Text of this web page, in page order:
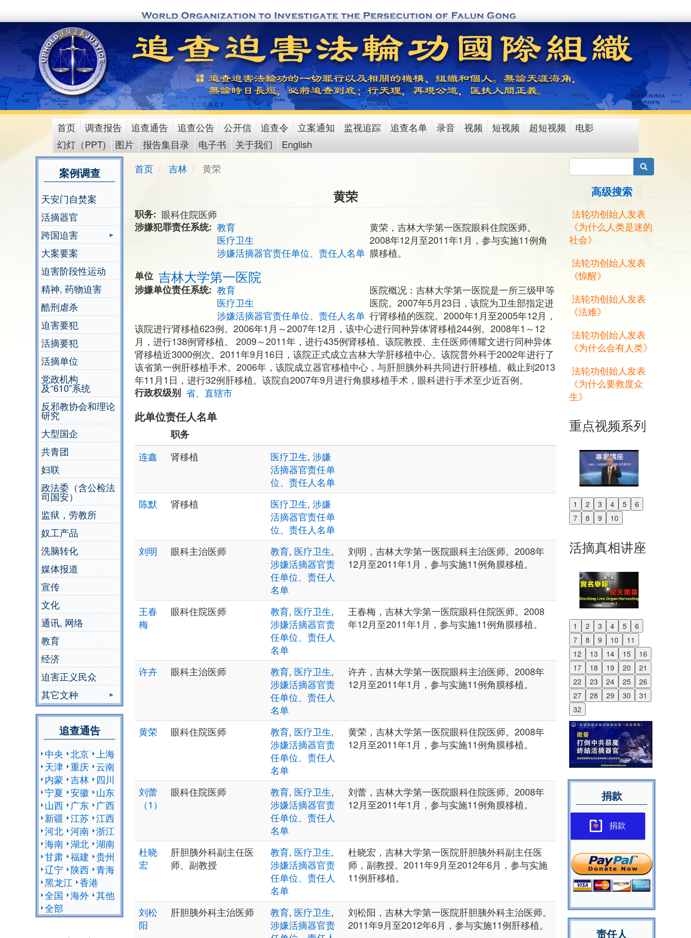
to
content
main
menu
首页 调查报告 追查通告 追查公告 公开信 追查令 立案通知 监视追踪 追查名单 录音 视频 短视频 超短视频
电影
幻灯（PPT)
图片 报告集目录 电子书 关于我们 English
案例调查
天安门自焚案
活摘器官
跨国迫害
大案要案
迫害阶段性运动
精神, 药物迫害
酷刑虐杀
迫害要犯
活摘要犯
活摘单位
党政机构
及“610”系统
反邪教协会和理论
研究
大型国企
共青团
妇联
政法委（含公检法
司国安）
监狱，劳教所
奴工产品
洗脑转化
媒体报道
宣传
文化
通讯, 网络
教育
经济
迫害正义民众
其它文种
追查通告
中央 北京 上海
天津 重庆 云南
内蒙 吉林
四川
宁夏 安徽
山东
山西
广东
广西
新疆 江苏 江西
河北 河南 浙江
海南 湖北 湖南
甘肃 福建 贵州
辽宁
陕西 青海
黑龙江 香港
全国 海外 其他
全部
首页 吉林 黄荣
黄荣
职务
眼科住院医师
涉嫌犯罪责任系统
教育
医疗卫生
涉嫌活摘器官责任单位、责任人名单
黄荣，吉林大学第一医院眼科住院医师。
2008年12月至2011年1月，参与实施11例角
膜移植。
单位 吉林大学第一医院
涉嫌单位责任系统
教育
医疗卫生
涉嫌活摘器官责任单位、责任人名单
医院概况：吉林大学第一医院是一所三级甲等
医院。2007年5月23日，该院为卫生部指定进
行肾移植的医院。2000年1月至2005年12月，
该院进行肾移植623例。2006年1月～2007年12月，该中心进行同种异体肾移植244例。2008年1～12
月，进行138例肾移植。 2009～2011年，进行435例肾移植。该院教授、主任医师傅耀文进行同种异体
肾移植近3000例次。2011年9月16日，该院正式成立吉林大学肝移植中心。该院普外科于2002年进行了
该省第一例肝移植手术。2006年，该院成立器官移植中心，与肝胆胰外科共同进行肝移植。截止到2013
年11月1日，进行32例肝移植。该院自2007年9月进行角膜移植手术，眼科进行手术至少近百例。
行政权级别 省、直辖市
此单位责任人名单
职务
连鑫
肾移植 医疗卫生, 涉嫌
活摘器官责任单
位、责任人名单
陈默
肾移植 医疗卫生, 涉嫌
活摘器官责任单
位、责任人名单
刘明
眼科主治医师 教育, 医疗卫生,
涉嫌活摘器官责
任单位、责任人
名单
刘明，吉林大学第一医院眼科主治医师。2008年
12月至2011年1月，参与实施11例角膜移植。
王春
梅
眼科住院医师 教育, 医疗卫生,
涉嫌活摘器官责
任单位、责任人
名单
王春梅，吉林大学第一医院眼科住院医师。2008
年12月至2011年1月，参与实施11例角膜移植。
许卉 眼科主治医师 教育, 医疗卫生,
涉嫌活摘器官责
任单位、责任人
名单
许卉，吉林大学第一医院眼科主治医师。2008年
12月至2011年1月，参与实施11例角膜移植。
黄荣 眼科住院医师 教育, 医疗卫生,
涉嫌活摘器官责
任单位、责任人
名单
黄荣，吉林大学第一医院眼科住院医师。2008年
12月至2011年1月，参与实施11例角膜移植。
刘蕾
（1）
眼科住院医师 教育, 医疗卫生,
涉嫌活摘器官责
任单位、责任人
名单
刘蕾，吉林大学第一医院眼科住院医师。2008年
12月至2011年1月，参与实施11例角膜移植。
杜晓
宏
肝胆胰外科副主任医
师、副教授
教育, 医疗卫生,
涉嫌活摘器官责
任单位、责任人
名单
杜晓宏，吉林大学第一医院肝胆胰外科副主任医
师，副教授。2011年9月至2012年6月，参与实施
11例肝移植。
刘松
阳
肝胆胰外科主治医师 教育, 医疗卫生,
涉嫌活摘器官责
刘松阳，吉林大学第一医院肝胆胰外科主治医师。
2011年9月至2012年6月，参与实施11例肝移植。
搜索
高级搜索
法轮功创始人发表
《为什么人类是迷的
社会》
法轮功创始人发表
《惊醒》
法轮功创始人发表
《法难》
法轮功创始人发表
《为什么会有人类》
法轮功创始人发表
《为什么要救度众
生》
重点视频系列
1 2 3 4 5
6
7
8 9 10
Previous
Next
活摘真相讲座
1 2 3 4 5
6
7
8 9 10
11
12
13 14 15
16
17
18 19 20
21
22
23 24 25
26
27
28 29 30
31
32
Previous
Next
捐款
捐款
责任人